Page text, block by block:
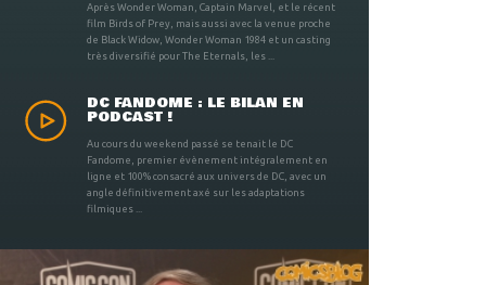
Après Wonder Woman, Captain Marvel, et le récent
film Birds of Prey, mais aussi avec la venue proche
de Black Widow, Wonder Woman 1984 et un casting
très diversifié pour The Eternals, les ...
DC FANDOME : LE BILAN EN
PODCAST !
Au cours du weekend passé se tenait le DC
Fandome, premier évènement intégralement en
ligne et 100% consacré aux univers de DC, avec un
angle définitivement axé sur les adaptations
filmiques ...